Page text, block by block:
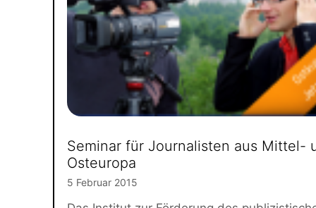
Seminar für Journalisten aus Mittel-
Osteuropa
5 Februar 2015